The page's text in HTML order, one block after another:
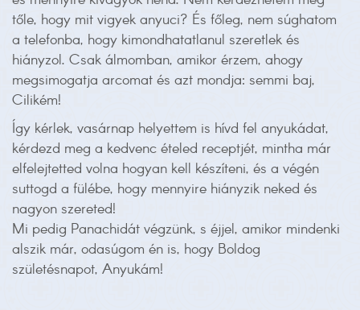
tőle, hogy mit vigyek anyuci? És főleg, nem súghatom
a telefonba, hogy kimondhatatlanul szeretlek és
hiányzol. Csak álmomban, amikor érzem, ahogy
megsimogatja arcomat és azt mondja: semmi baj,
Cilikém!
Így kérlek, vasárnap helyettem is hívd fel anyukádat,
kérdezd meg a kedvenc ételed receptjét, mintha már
elfelejtetted volna hogyan kell készíteni, és a végén
suttogd a fülébe, hogy mennyire hiányzik neked és
nagyon szereted!
Mi pedig Panachidát végzünk, s éjjel, amikor mindenki
alszik már, odasúgom én is, hogy Boldog
születésnapot, Anyukám!